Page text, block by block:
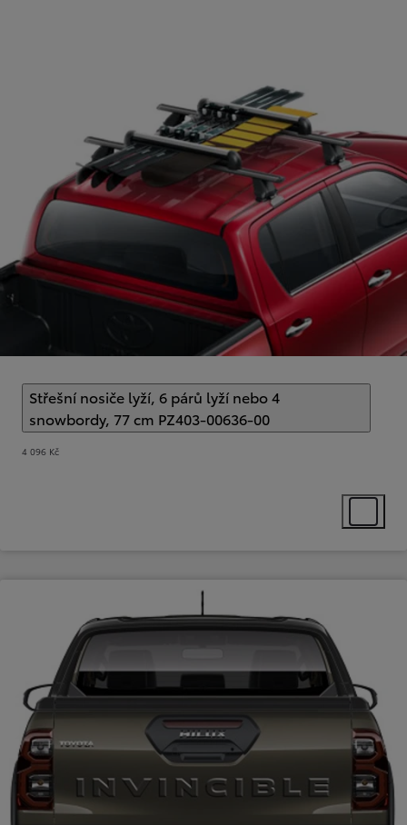
Střešní nosiče lyží, 6 párů lyží nebo 4
snowbordy, 77 cm PZ403-00636-00
4 096 Kč